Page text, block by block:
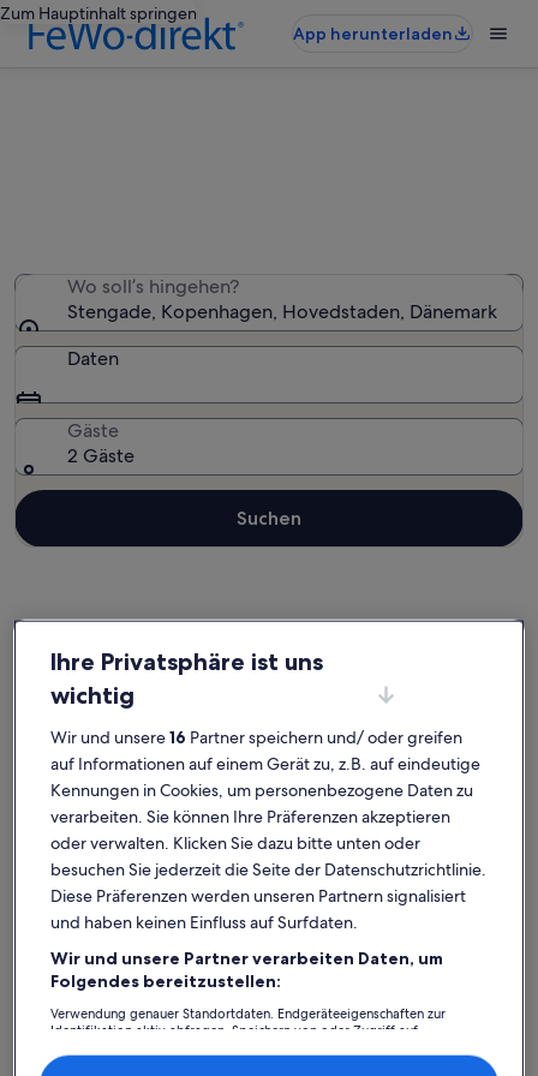
Zum Hauptinhalt springen
App herunterladen
Wo soll’s hingehen?
Stengade, Kopenhagen, Hovedstaden, Dänemark
Daten
Gäste
2 Gäste
Suchen
Nørrebro Ferienunterkünfte nahe Stengade
Stengade, die einfach zum Wohlfühlen einladen. Egal, ob du mit
der ganzen Bande oder nur deinem Vierbeiner verreist, in
Ferienunterkünften findest du die Ausstattung, die du für einen
gelungenen Urlaub mit deinen Lieben brauchst. Dazu gehören zum
Beispiel ein Garten und WLAN. Was genau du dir auch vorstellst, du
findest bestimmt genau die Art von Unterkunft, die all deine
Bedürfnisse erfüllt – dir steht ein vielfältiges Angebot mit allerlei
Optionen zur Verfügung, einschließlich Häusern, die über
barrierarme Optionen verfügen oder geeignet für Nichtraucher
Finde Unterkünfte ganz nach deinem
Geschmack
Ihre Privatsphäre ist uns
wichtig
Wir und unsere16 Partner speichern und/ oder greifen
auf Informationen auf einem Gerät zu, z.B. auf eindeutige
Kennungen in Cookies, um personenbezogene Daten zu
verarbeiten. Sie können Ihre Präferenzen akzeptieren
oder verwalten. Klicken Sie dazu bitte unten oder
besuchen Sie jederzeit die Seite der Datenschutzrichtlinie.
Diese Präferenzen werden unseren Partnern signalisiert
und haben keinen Einfluss auf Surfdaten.
Wir und unsere Partner verarbeiten Daten, um
Folgendes bereitzustellen:
Verwendung genauer Standortdaten. Endgeräteeigenschaften zur
Identifikation aktiv abfragen. Speichern von oder Zugriff auf
Inhalte, Messung von Werbeleistung und der Performance von Inhalten,